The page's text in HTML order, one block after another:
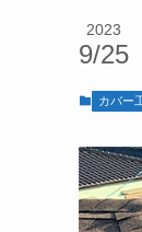
2023
9/25
カバー